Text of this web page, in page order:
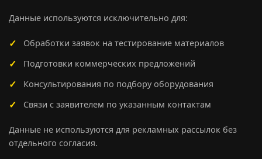
Данные используются исключительно для:
Обработки заявок на тестирование материалов
Подготовки коммерческих предложений
Консультирования по подбору оборудования
Связи с заявителем по указанным контактам
Данные не используются для рекламных рассылок без
отдельного согласия.